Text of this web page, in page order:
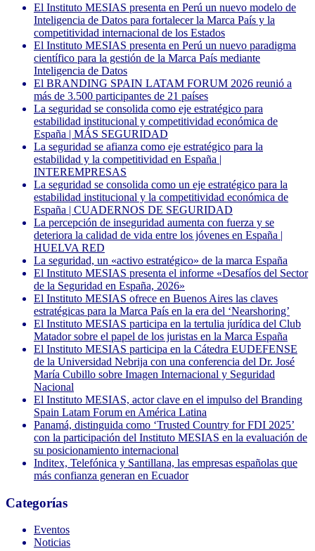
El Instituto MESIAS presenta en Perú un nuevo modelo de
Inteligencia de Datos para fortalecer la Marca País y la
competitividad internacional de los Estados
El Instituto MESIAS presenta en Perú un nuevo paradigma
científico para la gestión de la Marca País mediante
Inteligencia de Datos
El BRANDING SPAIN LATAM FORUM 2026 reunió a
más de 3.500 participantes de 21 países
La seguridad se consolida como eje estratégico para
estabilidad institucional y competitividad económica de
España | MÁS SEGURIDAD
La seguridad se afianza como eje estratégico para la
estabilidad y la competitividad en España |
INTEREMPRESAS
La seguridad se consolida como un eje estratégico para la
estabilidad institucional y la competitividad económica de
España | CUADERNOS DE SEGURIDAD
La percepción de inseguridad aumenta con fuerza y se
deteriora la calidad de vida entre los jóvenes en España |
HUELVA RED
La seguridad, un «activo estratégico» de la marca España
El Instituto MESIAS presenta el informe «Desafíos del Sector
de la Seguridad en España, 2026»
El Instituto MESIAS ofrece en Buenos Aires las claves
estratégicas para la Marca País en la era del ‘Nearshoring’
El Instituto MESIAS participa en la tertulia jurídica del Club
Matador sobre el papel de los juristas en la Marca España
El Instituto MESIAS participa en la Cátedra EUDEFENSE
de la Universidad Nebrija con una conferencia del Dr. José
María Cubillo sobre Imagen Internacional y Seguridad
Nacional
El Instituto MESIAS, actor clave en el impulso del Branding
Spain Latam Forum en América Latina
Panamá, distinguida como ‘Trusted Country for FDI 2025’
con la participación del Instituto MESIAS en la evaluación de
su posicionamiento internacional
Inditex, Telefónica y Santillana, las empresas españolas que
más confianza generan en Ecuador
Categorías
Eventos
Noticias